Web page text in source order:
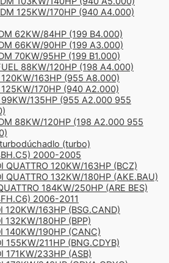
125KW/170HP (940 A4.000)
62KW/84HP (199 B4.000)
66KW/90HP (199 A3.000)
70KW/95HP (199 B1.000)
88KW/120HP (198 A4.000)
120KW/163HP (955 A8.000)
125KW/170HP (940 A2.000)
99KW/135HP (955 A2.000 955
88KW/120HP (198 A2.000 955
(turbo)
2000-2005
QUATTRO 120KW/163HP (BCZ)
QUATTRO 132KW/180HP (AKE.BAU)
184KW/250HP (ARE BES)
2006-2011
120KW/163HP (BSG.CAND)
132KW/180HP (BPP)
140KW/190HP (CANC)
155KW/211HP (BNG.CDYB)
171KW/233HP (ASB)